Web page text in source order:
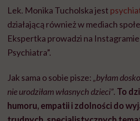
Lek. Monika Tucholska jest
działającą również w mediach
Ekspertka prowadzi na
Psychiatra”.
Jak sama o sobie pisze: „byłam
nie urodziłam własnych dzieci”. To
humoru, empatii i zdolności do